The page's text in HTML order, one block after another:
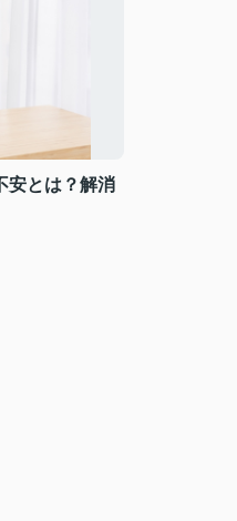
安とは？解消